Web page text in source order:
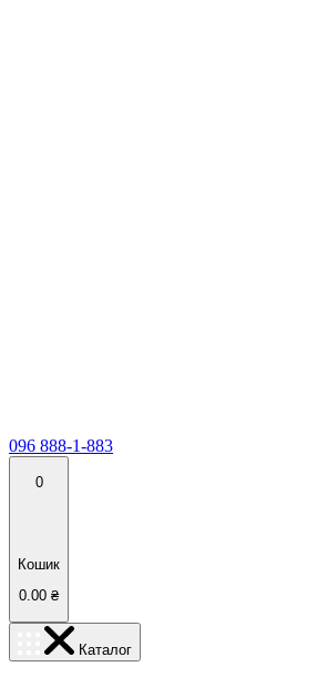
096 888-1-883
0
Кошик
0.00 ₴
Каталог